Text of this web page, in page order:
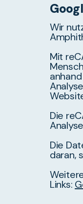
Wir
Mit
Die
Die
daran,
Links: